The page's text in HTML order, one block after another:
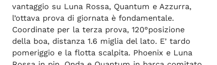
vantaggio su Luna Rossa, Quantum e Azzurra,
l’ottava prova di giornata è fondamentale.
Coordinate per la terza prova, 120°posizione
della boa, distanza 1.6 miglia del lato. E’ tardo
pomeriggio e la flotta scalpita. Phoenix e Luna